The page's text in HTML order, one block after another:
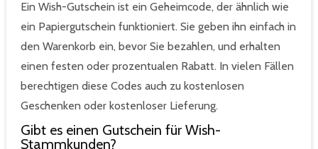
Ein Wish-Gutschein ist ein Geheimcode, der ähnlich wie
ein Papiergutschein funktioniert. Sie geben ihn einfach in
den Warenkorb ein, bevor Sie bezahlen, und erhalten
einen festen oder prozentualen Rabatt. In vielen Fällen
berechtigen diese Codes auch zu kostenlosen
Geschenken oder kostenloser Lieferung.
Gibt es einen Gutschein für Wish-
Stammkunden?